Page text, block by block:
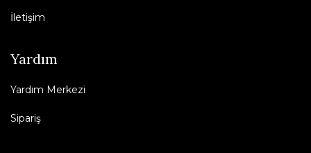
İletişim
Yardım
Yardım Merkezi
Sipariş